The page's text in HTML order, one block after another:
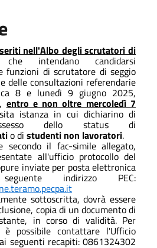
nell'Albo degli scrutatori di
che intendano candidarsi
funzioni di scrutatore di seggio
delle consultazioni referendarie
8 e lunedì 9 giugno 2025,
entro e non oltre mercoledì 7
istanza in cui dichiarino di
dello status di
o di studenti non lavoratori.
secondo il fac-simile allegato,
all'ufficio protocollo del
inviate per posta elettronica
indirizzo PEC:
sottoscritta, dovrà essere
copia di un documento di
in corso di validità. Per
possibile contattare l'Ufficio
seguenti recapiti: 0861324302